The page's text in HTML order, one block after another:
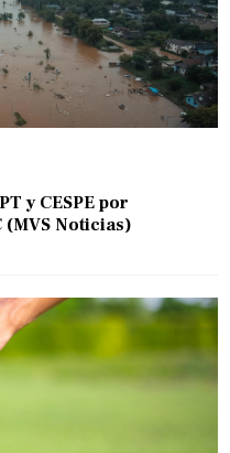
y CESPE por
Noticias)